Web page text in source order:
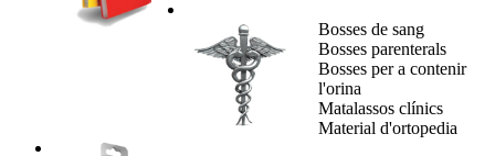
Bosses de sang
Bosses parenterals
Bosses per a contenir
l'orina
Matalassos clínics
Material d'ortopedia